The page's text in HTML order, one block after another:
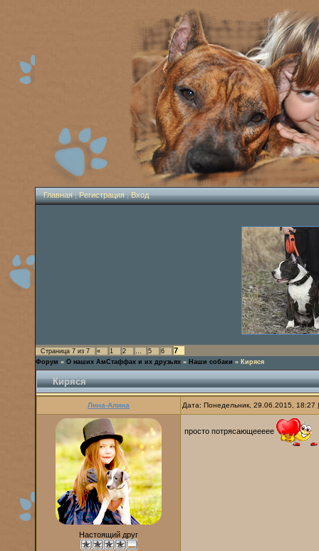
Главная|Регистрация|Вход
Страница 7 из 7 « 1 2 … 5 6 7
Форум » О наших АмСтаффах и их друзьях » Наши собаки » Киряся
Киряся
Лина-Алина Дата: Понедельник, 29.06.2015,
Настоящий друг
просто потрясающеееее